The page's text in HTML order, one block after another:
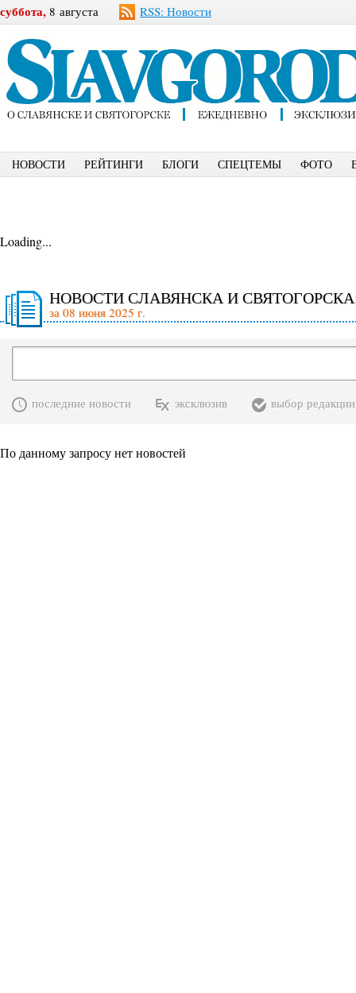
суббота, 8 августа RSS: Новости
НОВОСТИ РЕЙТИНГИ БЛОГИ СПЕЦТЕМЫ ФОТО
Loading...
НОВОСТИ СЛАВЯНСКА И
за 08 июня 2025 г.
последние новости эксклюзив выбор редакции
По данному запросу нет новостей